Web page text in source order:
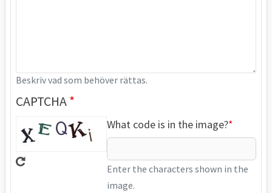
Beskriv vad som behöver rättas.
CAPTCHA
What code is in the image?
Enter the characters shown in the
image.